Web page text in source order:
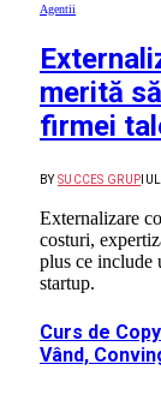
Agentii
merită
firmei
BY SUCCES GRUP
Externalizare
costuri,
plus ce include
startup.
Curs de
Vând,